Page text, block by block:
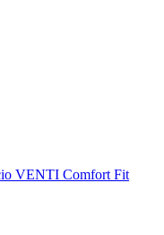
VENTI Comfort Fit